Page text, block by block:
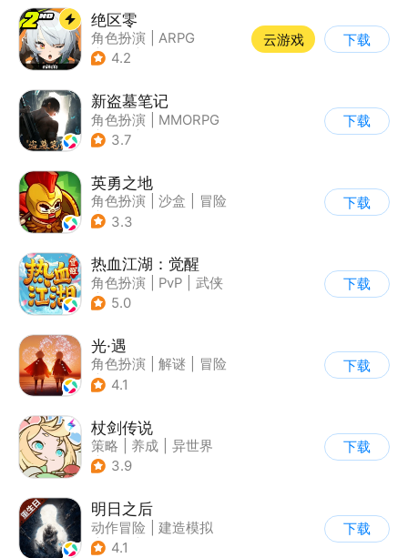
绝区零
角色扮演
ARPG
| 冒险
4.2
云游戏 下载
新盗墓笔记
角色扮演
MMORPG
| 冒险
3.7
下载
英勇之地
角色扮演 沙盒
冒险
| steam游戏
3.3
下载
热血江湖：觉醒
角色扮演 PvP
武侠
| 卡通
5.0
下载
光·遇
角色扮演 解谜
冒险
| 开放世界
4.1
下载
杖剑传说
策略 养成
异世界
| 二次元
3.9
下载
明日之后
动作冒险
建造模拟
| 丧尸
4.1
下载